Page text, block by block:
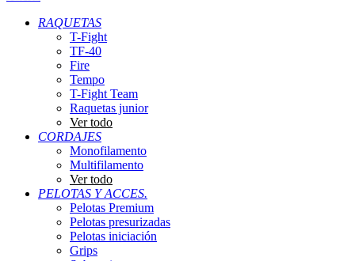
RAQUETAS
T-Fight
TF-40
Fire
Tempo
T-Fight Team
Raquetas junior
Ver todo
CORDAJES
Monofilamento
Multifilamento
Ver todo
PELOTAS Y ACCES.
Pelotas Premium
Pelotas presurizadas
Pelotas iniciación
Grips